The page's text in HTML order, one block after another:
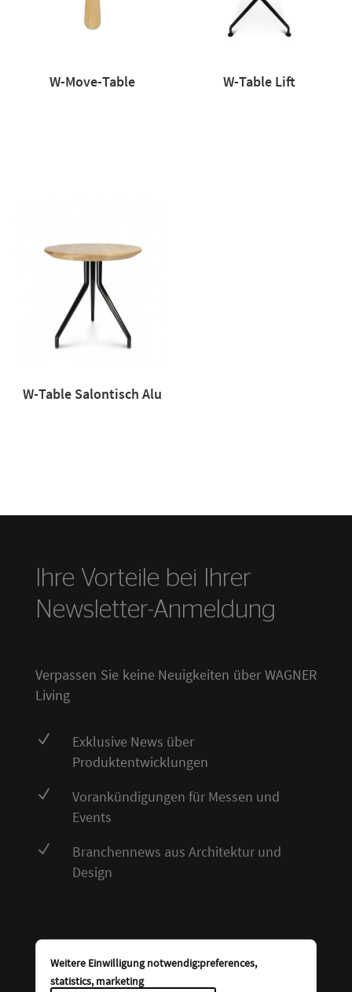
W-Move-Table W-Table Lift
W-Table Salontisch Alu
Ihre Vorteile bei Ihrer
Newsletter-Anmeldung
Verpassen Sie keine Neuigkeiten über WAGNER
Living
N
Exklusive News über
Produktentwicklungen
N
Vorankündigungen für Messen und
Events
N
Branchennews aus Architektur und
Design
Weitere Einwilligung notwendig:preferences,
statistics, marketing